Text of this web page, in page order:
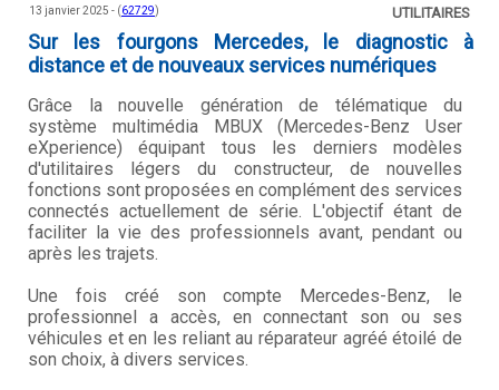
13 janvier 2025 - (62729) UTILITAIRES
Sur les fourgons Mercedes, le diagnostic à
distance et de nouveaux services numériques
Grâce la nouvelle génération de télématique du
système multimédia MBUX (Mercedes-Benz User
eXperience) équipant tous les derniers modèles
d'utilitaires légers du constructeur, de nouvelles
fonctions sont proposées en complément des services
connectés actuellement de série. L'objectif étant de
faciliter la vie des professionnels avant, pendant ou
après les trajets.
Une fois créé son compte Mercedes-Benz, le
professionnel a accès, en connectant son ou ses
véhicules et en les reliant au réparateur agréé étoilé de
son choix, à divers services.